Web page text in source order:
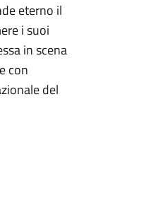
eterno il
i suoi
in scena
con
del